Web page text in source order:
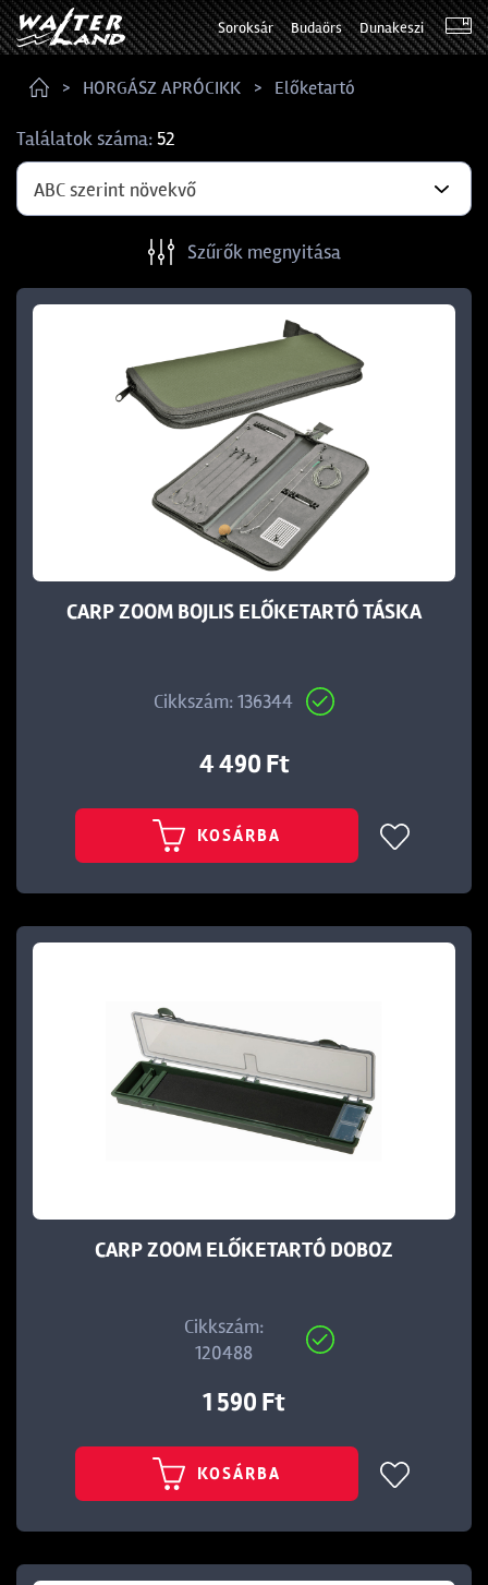
Soroksár Budaörs Dunakeszi
HORGÁSZ APRÓCIKK Előketartó
Találatok száma:52
ABC szerint növekvő
Szűrők megnyitása
CARP ZOOM BOJLIS ELŐKETARTÓ TÁSKA
Cikkszám: 136344
4 490 Ft
KOSÁRBA
CARP ZOOM ELŐKETARTÓ DOBOZ
Cikkszám:
120488
1 590 Ft
KOSÁRBA